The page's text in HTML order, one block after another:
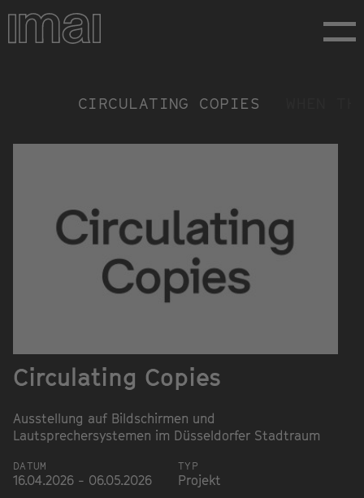
Direkt
zum
Inhalt
CIRCULATING COPIES
DATUM
16.04.2026 - 06.05.2026
TYP
Projekt
Circulating Copies
Ausstellung auf Bildschirmen und
Lautsprechersystemen im Düsseldorfer Stadtraum